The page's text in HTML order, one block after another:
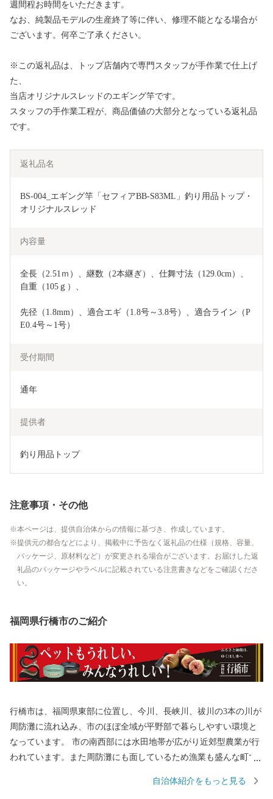
週間程お時間をいただきます。
なお、純製品モデルの生産終了等に伴い、修理不能となる場合が
ございます。何卒ご了承ください。
※この返礼品は、トップ店舗内で専門スタッフが手作業で仕上げ
た、
当店オリジナルスレッドのエギング竿です。
スタッフの手作業工程が、商品価値の大部分となっている返礼品
です。
返礼品名
BS-004_エギング竿「セフィアBB-S83ML」釣り用品トップ・
オリジナルスレッド
内容量
全長（2.51ｍ）、継数（2本継ぎ）、仕舞寸法（129.0cm）、
自重（105ｇ）、
先径（1.8mm）、適合エギ（1.8号～3.8号）、適合ライン（P
E0.4号～1号）
受付期間
通年
提供者
釣り用品トップ
注意事項・その他
本ページは、提供自治体からの情報に基づき、作成しています。
提供元の都合などにより、掲載中に予告なく返礼品の仕様（規格、容量、
パッケージ、原材料など）が変更される場合がございます。お届けした返
礼品のパッケージやラベルに記載されている注意書きなどをご確認くださ
い。
福岡県行橋市のご紹介
行橋市は、福岡県東部に位置し、今川、長峡川、祓川の3本の川が
周防灘に流れ込み、市のほぼ全域が平野部で暮らしやすい環境と
なっています。 市の南西部には水田地帯が広がり近郊型農業が行
われています。また周防灘にも面しているため漁業も盛んな町で
が開通し一層インフラの整備が進み、京築地区の中核都市として
自治体紹介をもっと見る